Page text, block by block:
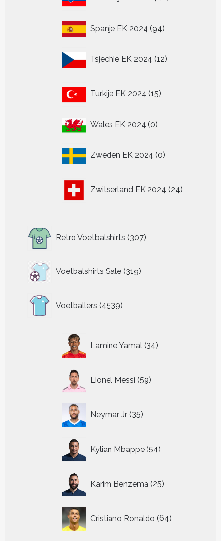
producten
Spanje EK 2024 9494
Tsjechië EK 2024 12
producten
Turkije EK 2024 15
producten
Wales EK 2024 00
Zweden EK 2024 0
producten
Zwitserland EK 2024 24
producten
Retro Voetbalshirts 307
producten
Voetbalshirts Sale 319
319
Voetballers 4539
producten
Lamine Yamal 34
producten
Lionel Messi 59
producten
Neymar Jr 35
producten
Kylian Mbappe 54
producten
Karim Benzema 25
producten
Cristiano Ronaldo 64
producten